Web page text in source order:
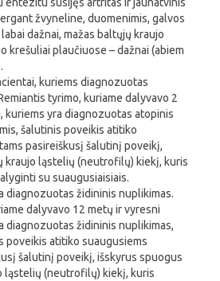
entezitu susijęs artritas ir jaunatvinis
žvyneline, duomenimis, galvos
dažnai, mažas baltųjų kraujo
krešuliai plaučiuose – dažnai (abiem
kuriems diagnozuotas
tyrimo, kuriame dalyvavo 2
kuriems yra diagnozuotas atopinis
šalutinis poveikis atitiko
pasireiškusį šalutinį poveikį,
kraujo ląstelių (neutrofilų) kiekį, kuris
su suaugusiaisiais.
diagnozuotas židininis nuplikimas.
dalyvavo 12 metų ir vyresni
diagnozuotas židininis nuplikimas,
poveikis atitiko suaugusiems
šalutinį poveikį, išskyrus spuogus
ląstelių (neutrofilų) kiekį, kuris